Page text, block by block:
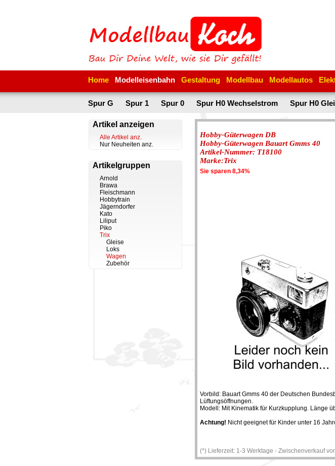
Home Modelleisenbahn Gestaltung Modellbau Modellautos
Spur G Spur 1 Spur 0 Spur H0 Wechselstrom Spur H0
Artikel anzeigen
Alle Artikel anz.
Nur Neuheiten anz.
Artikelgruppen
Arnold
Brawa
Fleischmann
Hobbytrain
Jägerndorfer
Kato
Liliput
Piko
Trix
Gleise
Loks
Wagen
Zubehör
Hobby-Güterwagen DB
Hobby-Güterwagen Bauart Gmms 40
Artikel-Nummer: T18100
Marke:Trix
Sie sparen 8,34%
Vorbild: Bauart Gmms 40 der Deutschen
Lüftungsöffnungen.
Modell: Mit Kinematik für Kurzkupplung. Länge
Achtung! Nicht geeignet für Kinder unter 16
(*) Lieferzeit: 1-3 Werktage - Zwischenverkauf